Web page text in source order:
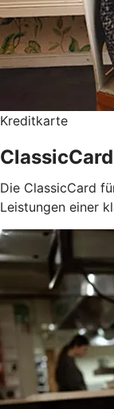
Kreditkarte
ClassicCard
Die ClassicCard
Leistungen einer